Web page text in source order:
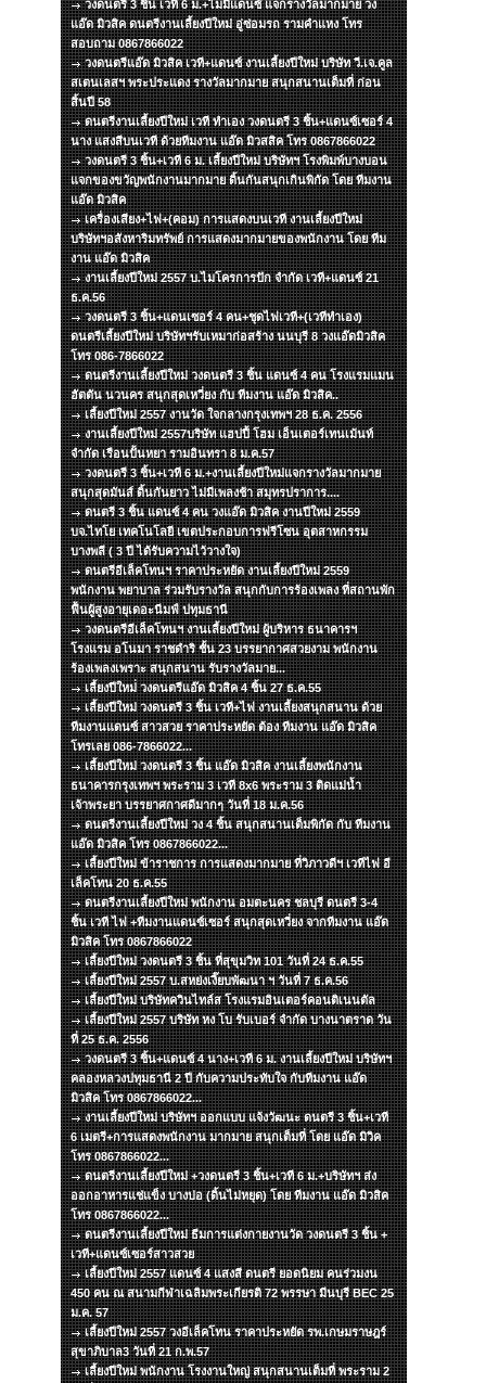
วงดนตรี 3 ชิ้น เวที 6 ม.+ไมมีแดนซ์ แจกรางวัลมากมาย วง
แอ๊ด มิวสิค ดนตรีงานเลี้ยงปีใหม่ อู่ซ่อมรถ รามคำแหง โทร
สอบถาม 0867866022
วงดนตรีแอ๊ด มิวสิค เวที+แดนซ์ งานเลี้ยงปีใหม่ บริษัท วี.เจ.คูล
สเตนเลสฯ พระประแดง รางวัลมากมาย สนุกสนานเต็มที่ ก่อน
สิ้นปี 58
ดนตรีงานเลี้ยงปีใหม่ เวที ทำเอง วงดนตรี 3 ชิ้น+แดนซ์เซอร์ 4
นาง แสงสีบนเวที ด้วยทีมงาน แอ๊ด มิวสสิค โทร 0867866022
วงดนตรี 3 ชิ้น+เวที 6 ม. เลี้ยงปีใหม่ บริษัทฯ โรงพิมพ์บางบอน
แจกของขวัญพนักงานมากมาย ดิ้นกันสนุกเกินพิกัด โดย ทีมงาน
แอ๊ด มิวสิค
เครื่องเสียง+ไฟ+(คอม) การแสดงบนเวที งานเลี้ยงปีใหม่
บริษัทฯอสังหาริมทรัพย์ การแสดงมากมายของพนักงาน โดย ทีม
งาน แอ๊ด มิวสิค
งานเลี้ยงปีใหม่ 2557 บ.ไมโครการปัก จำกัด เวที+แดนซ์ 21
ธ.ค.56
วงดนตรี 3 ชิ้น+แดนเซอร์ 4 คน+ชุดไฟเวที+(เวทีทำเอง)
ดนตรีเลี้ยงปีใหม่ บริษัทฯรับเหมาก่อสร้าง นนบุรี 8 วงแอ๊ดมิวสิค
โทร 086-7866022
ดนตรีงานเลี้ยงปีใหม่ วงดนตรี 3 ชิ้น แดนซ์ 4 คน โรงแรมแมน
ฮัตตัน นวนคร สนุกสุดเหวี่ยง กับ ทีมงาน แอ๊ด มิวสิค..
เลี้ยงปีใหม่ 2557 งานวัด ใจกลางกรุงเทพฯ 28 ธ.ค. 2556
งานเลี้ยงปีใหม่ 2557บริษัท แฮปปี้ โฮม เอ็นเตอร์เทนเม้นท์
จำกัด เรือนปั้นหยา รามอินทรา 8 ม.ค.57
วงดนตรี 3 ชิ้น+เวที 6 ม.+งานเลี้ยงปีใหม่แจกรางวัลมากมาย
สนุกสุดมันส์ ดิ้นกันยาว ไม่มีเพลงช้า สมุทรปราการ....
ดนตรี 3 ชิ้น แดนซ์ 4 คน วงแอ๊ด มิวสิค งานปีใหม่ 2559
บจ.ไทโย เทคโนโลยี เขตประกอบการฟรีโซน อุตสาหกรรม
บางพลี ( 3 ปี ได้รับความไว้วางใจ)
ดนตรีอีเล็คโทนฯ ราคาประหยัด งานเลี้ยงปีใหม่ 2559
พนักงาน พยาบาล ร่วมรับรางวัล สนุกกับการร้องเพลง ที่สถานพัก
ฟื้นผู้สูงอายุเดอะนีมฟ์ ปทุมธานี
วงดนตรีอีเล็คโทนฯ งานเลี้ยงปีใหม่ ผู้บริหาร ธนาคารฯ
โรงแรม อโนมา ราชดำริ ชั้น 23 บรรยากาศสวยงาม พนักงาน
ร้องเพลงเพราะ สนุกสนาน รับรางวัลมาย...
เลี้ยงปีใหม่่ วงดนตรีแอ๊ด มิวสิค 4 ชิ้น 27 ธ.ค.55
เลี้ยงปีใหม่ วงดนตรี 3 ชิ้น เวที+ไฟ งานเลี้ยงสนุกสนาน ด้วย
ทีมงานแดนซ์ สาวสวย ราคาประหยัด ต้อง ทีมงาน แอ๊ด มิวสิค
โทรเลย 086-7866022...
เลี้ยงปีใหม่ วงดนตรี 3 ชิ้น แอ๊ด มิวสิค งานเลี้ยงพนักงาน
ธนาคารกรุงเทพฯ พระราม 3 เวที 8x6 พระราม 3 ติดแม่น้ำ
เจ้าพระยา บรรยาศกาศดีมากๆ วันที่ 18 ม.ค.56
ดนตรีงานเลี้ยงปีใหม่ วง 4 ชิ้น สนุกสนานเต็มพิกัด กับ ทีมงาน
แอ๊ด มิวสิค โทร 0867866022...
เลี้ยงปีใหม่ ข้าราชการ การแสดงมากมาย ที่วิภาวดีฯ เวทีไฟ อี
เล็คโทน 20 ธ.ค.55
ดนตรีงานเลี้ยงปีใหม่ พนักงาน อมตะนคร ชลบุรี ดนตรี 3-4
ชิ้น เวที ไฟ +ทีมงานแดนซ์เซอร์ สนุกสุดเหวี่ยง จากทีมงาน แอ๊ด
มิวสิค โทร 0867866022
เลี้ยงปีใหม่ วงดนตรี 3 ชิ้น ที่สุขุมวิท 101 วันที่ 24 ธ.ค.55
เลี้ยงปีใหม่ 2557 บ.สหย่งเงี๊ยบพัฒนา ฯ วันที่ 7 ธ.ค.56
เลี้ยงปีใหม่ บริษัทควินไทล์ส โรงแรมอินเตอร์คอนติเนนตัล
เลี้ยงปีใหม่ 2557 บริษัท หง โบ รับเบอร์ จำกัด บางนาตราด วัน
ที่ 25 ธ.ค. 2556
วงดนตรี 3 ชิ้น+แดนซ์ 4 นาง+เวที 6 ม. งานเลี้ยงปีใหม่ บริษัทฯ
คลองหลวงปทุมธานี 2 ปี กับความประทับใจ กับทีมงาน แอ๊ด
มิวสิค โทร 0867866022...
งานเลี้ยงปีใหม่ บริษัทฯ ออกแบบ แจ้งวัฒนะ ดนตรี 3 ชิ้น+เวที
6 เมตรี+การแสดงพนักงาน มากมาย สนุกเต็มที่ โดย แอ๊ด มิวิค
โทร 0867866022...
ดนตรีงานเลี้ยงปีใหม่ +วงดนตรี 3 ชิ้น+เวที 6 ม.+บริษัทฯ ส่ง
ออกอาหารแช่แข็ง บางบ่อ (ดิ้นไม่หยุด) โดย ทีมงาน แอ๊ด มิวสิค
โทร 0867866022...
ดนตรีงานเลี้ยงปีใหม่ ธีมการแต่งกายงานวัด วงดนตรี 3 ชิ้น +
เวที+แดนซ์เซอร์สาวสวย
เลี้ยงปีใหม่ 2557 แดนซ์ 4 แสงสี ดนตรี ยอดนิยม คนร่วมงน
450 คน ณ สนามกีฬาเฉลิมพระเกียรติ 72 พรรษา มีนบุรี BEC 25
ม.ค. 57
เลี้ยงปีใหม่ 2557 วงอีเล็คโทน ราคาประหยัด รพ.เกษมราษฎร์
สุขาภิบาล3 วันที่ 21 ก.พ.57
เลี้ยงปีใหม่ พนักงาน โรงงานใหญ่ สนุกสนานเต็มที่ พระราม 2